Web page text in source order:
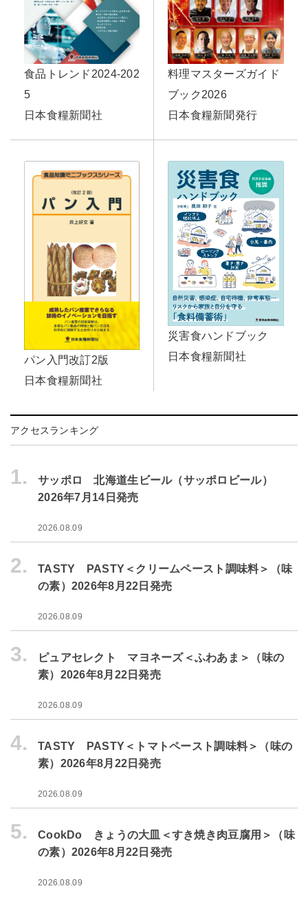
食品トレンド2024-202
5
日本食糧新聞社
料理マスターズガイド
ブック2026
日本食糧新聞発行
パン入門改訂2版
日本食糧新聞社
災害食ハンドブック
日本食糧新聞社
アクセスランキング
1.
サッポロ 北海道生ビール（サッポロビール）
2026年7月14日発売
2026.08.09
2.
TASTY PASTY＜クリームペースト調味料＞（味
の素）2026年8月22日発売
2026.08.09
3.
ピュアセレクト マヨネーズ＜ふわあま＞（味の
素）2026年8月22日発売
2026.08.09
4.
TASTY PASTY＜トマトペースト調味料＞（味の
素）2026年8月22日発売
2026.08.09
5.
CookDo きょうの大皿＜すき焼き肉豆腐用＞（味
の素）2026年8月22日発売
2026.08.09